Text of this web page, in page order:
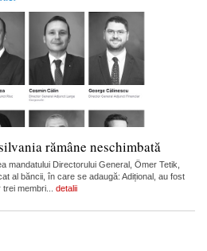
rămâne neschimbată
mandatului Directorului General, Ömer Tetik,
al băncii, în care se adaugă: Adițional, au fost
membri... detalii